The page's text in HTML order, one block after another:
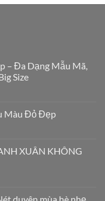
– Đa Dạng Mẫu Mã,
Size
Màu Đỏ Đẹp
XUÂN KHÔNG